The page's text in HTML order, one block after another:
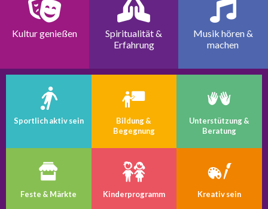
Kultur genießen
Spiritualität &
Erfahrung
Musik hören &
machen
Sportlich aktiv sein
Bildung &
Begegnung
Unterstützung &
Beratung
Feste & Märkte Kinder­programm Kreativ sein